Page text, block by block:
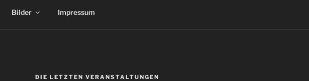
Bilder Impressum
DIE LETZTEN VERANSTALTUNGEN